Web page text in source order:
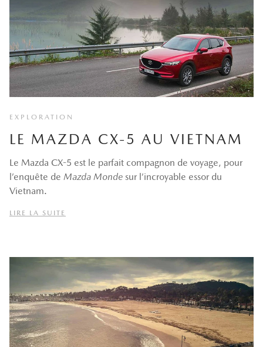
EXPLORATION
LE MAZDA CX-5 AU VIETNAM
Le Mazda CX-5 est le parfait compagnon de voyage, pour
l’enquête de Mazda Monde sur l’incroyable essor du
Vietnam.
LIRE LA SUITE